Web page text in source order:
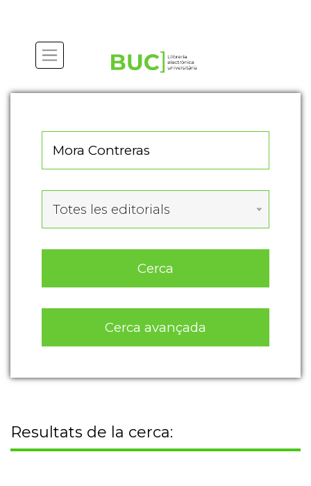
Totes les editorials
Cerca
Cerca avançada
Resultats de la cerca: